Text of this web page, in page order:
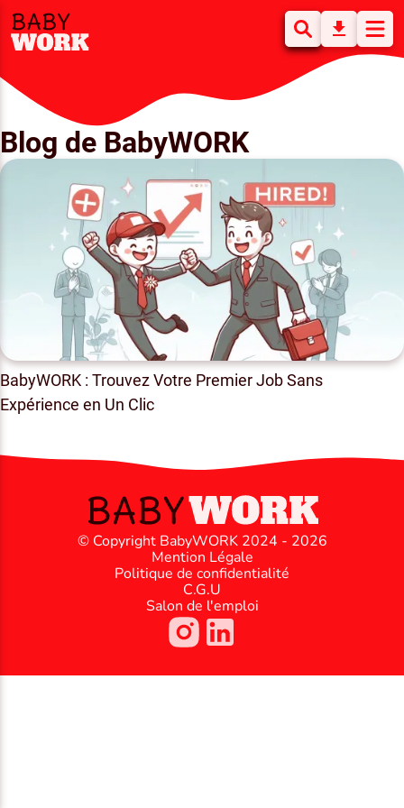
Blog de BabyWORK
BabyWORK : Trouvez Votre Premier Job Sans
Expérience en Un Clic
© Copyright BabyWORK 2024 - 2026
Mention Légale
Politique de confidentialité
C.G.U
Salon de l'emploi